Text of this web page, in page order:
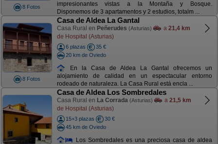
8 Fotos
impresionantes vistas a la Montaña y Bosque.
Disponemos de 3 apartamentos y 2 estudios, totalm ...
8 Fotos
Casa de Aldea La Gantal
Casa Rural en Peñerudes (Asturias) a 21,4 km
de Hospital (Asturias)
6 plazas
35 €
20 km de Oviedo
En la Casa de Aldea La Gantal ofrecemos un
alojamiento de calidad en un espectacular entorno
rodeado de naturaleza. La Casa Rural está encla ...
Casa de Aldea Los Sombredales
Casa Rural en La Corrada (Asturias) a 21,5 km
de Hospital (Asturias)
15+3 plazas
30 €
45 km de Oviedo
Los Sombredales es una preciosa casa de aldea